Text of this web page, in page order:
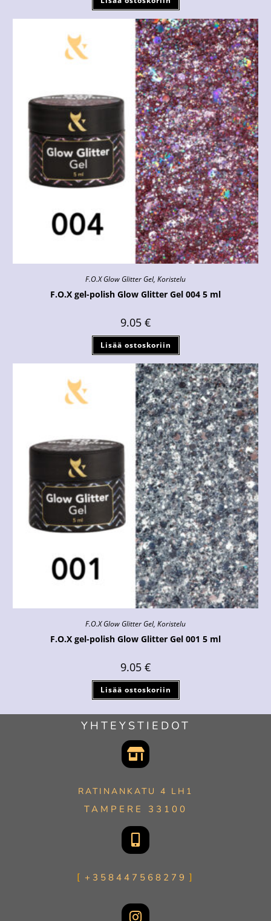
F.O.X Glow Glitter Gel, Koristelu
F.O.X gel-polish Glow Glitter Gel 004 5 ml
9.05 €
Lisää ostoskoriin
F.O.X Glow Glitter Gel, Koristelu
F.O.X gel-polish Glow Glitter Gel 001 5 ml
9.05 €
Lisää ostoskoriin
YHTEYSTIEDOT
RATINANKATU 4 LH1
TAMPERE 33100
+358447568279